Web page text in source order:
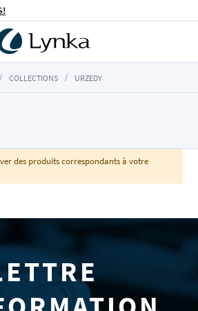
COLLECTIONS URZEDY
des produits correspondants à votre